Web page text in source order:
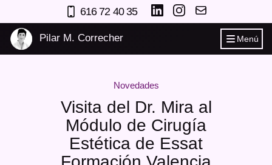
616 72 40 35
Pilar M. Correcher Menú
Novedades
Visita del Dr. Mira al
Módulo de Cirugía
Estética de Essat